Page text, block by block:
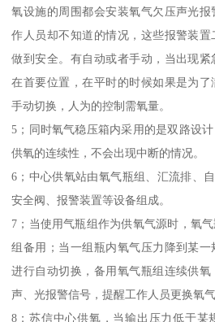
氧设施的周围都会安装氧气欠压声光
作人员却不知道的情况，这些报警装
做到安全。有自动或者手动，当出现
在首要位置，在平时的时候如果是为
手动切换，人为的控制需氧量。
5；同时氧气稳压箱内采用的是双路设
供氧的连续性，不会出现中断的情况。
6；中心供氧站由氧气瓶组、汇流排、
安全阀、报警装置等设备组成。
7；当使用气瓶组作为供氧气源时，氧
组备用；当一组瓶内氧气压力降到某
进行自动切换，备用氧气瓶组连续供
声、光报警信号，提醒工作人员更换氧气
8；苏信中心供氧，当输出压力低于某